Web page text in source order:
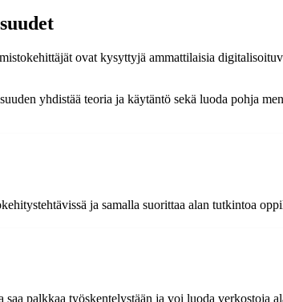
ovat kysyttyjä ammattilaisia
yhdistää teoria ja käytäntö sekä luoda pohja
ja samalla suorittaa alan tutkintoa
palkkaa työskentelystään ja voi luoda verkostoja